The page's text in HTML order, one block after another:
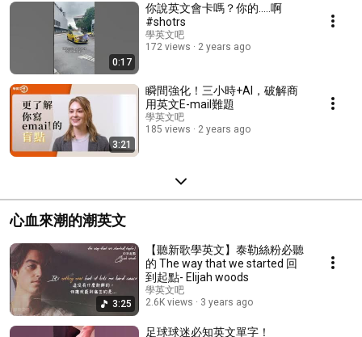
0:17
你說英文會卡嗎？你的.....啊
#shotrs
學英文吧
172 views
2 years ago
3:21
瞬間強化！三小時+AI，破解商
用英文E-mail難題
學英文吧
185 views
2 years ago
心血來潮的潮英文
3:25
【聽新歌學英文】泰勒絲粉必聽
的 The way that we started 回
到起點- Elijah woods
學英文吧
2.6K views
3 years ago
足球球迷必知英文單字！